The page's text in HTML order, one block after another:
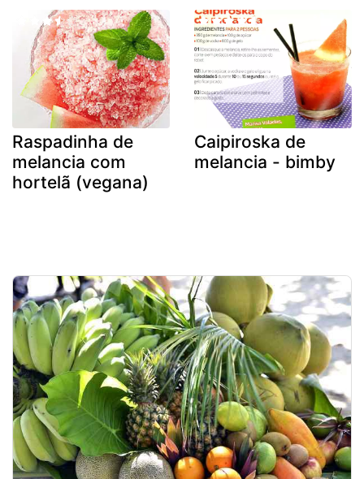
Raspadinha de
melancia com
hortelã (vegana)
Caipiroska de
melancia - bimby